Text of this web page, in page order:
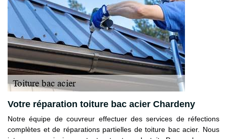
Votre réparation toiture bac acier Chardeny
Notre équipe de couvreur effectuer des services de réfections
complètes et de réparations partielles de toiture bac acier. Nous